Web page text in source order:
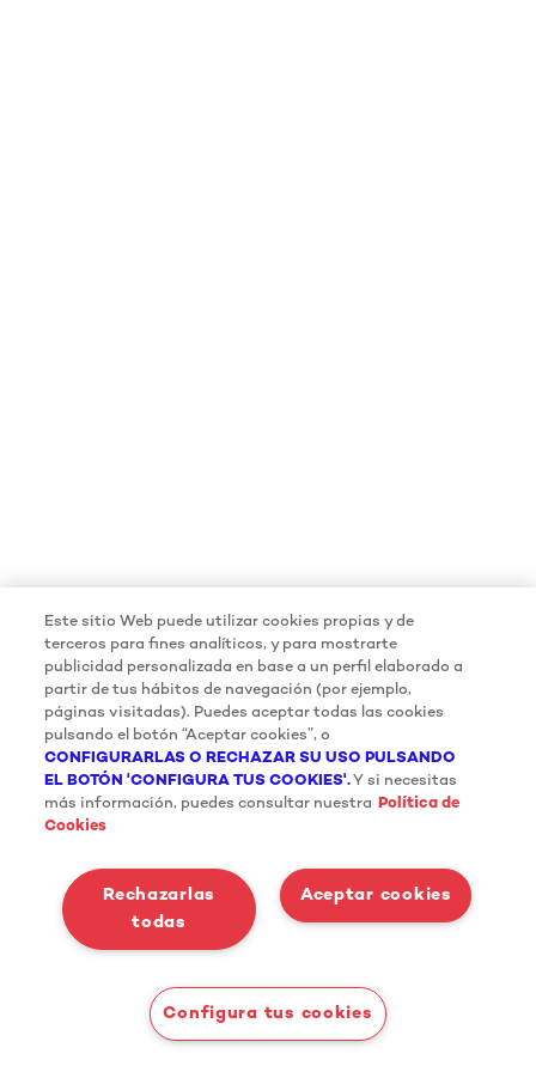
Este sitio Web puede utilizar cookies propias y de
terceros para fines analíticos, y para mostrarte
publicidad personalizada en base a un perfil elaborado a
partir de tus hábitos de navegación (por ejemplo,
páginas visitadas). Puedes aceptar todas las cookies
pulsando el botón “Aceptar cookies”, o
CONFIGURARLAS O RECHAZAR SU USO PULSANDO
EL BOTÓN 'CONFIGURA TUS COOKIES'. Y si necesitas
más información, puedes consultar nuestra Política de
Cookies
Aceptar cookies
Rechazarlas
todas
Configura tus cookies